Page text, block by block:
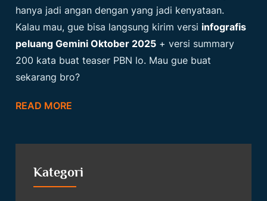
hanya jadi angan dengan yang jadi kenyataan.
Kalau mau, gue bisa langsung kirim versi infografis
peluang Gemini Oktober 2025 + versi summary
200 kata buat teaser PBN lo. Mau gue buat
sekarang bro?
READ MORE
Kategori